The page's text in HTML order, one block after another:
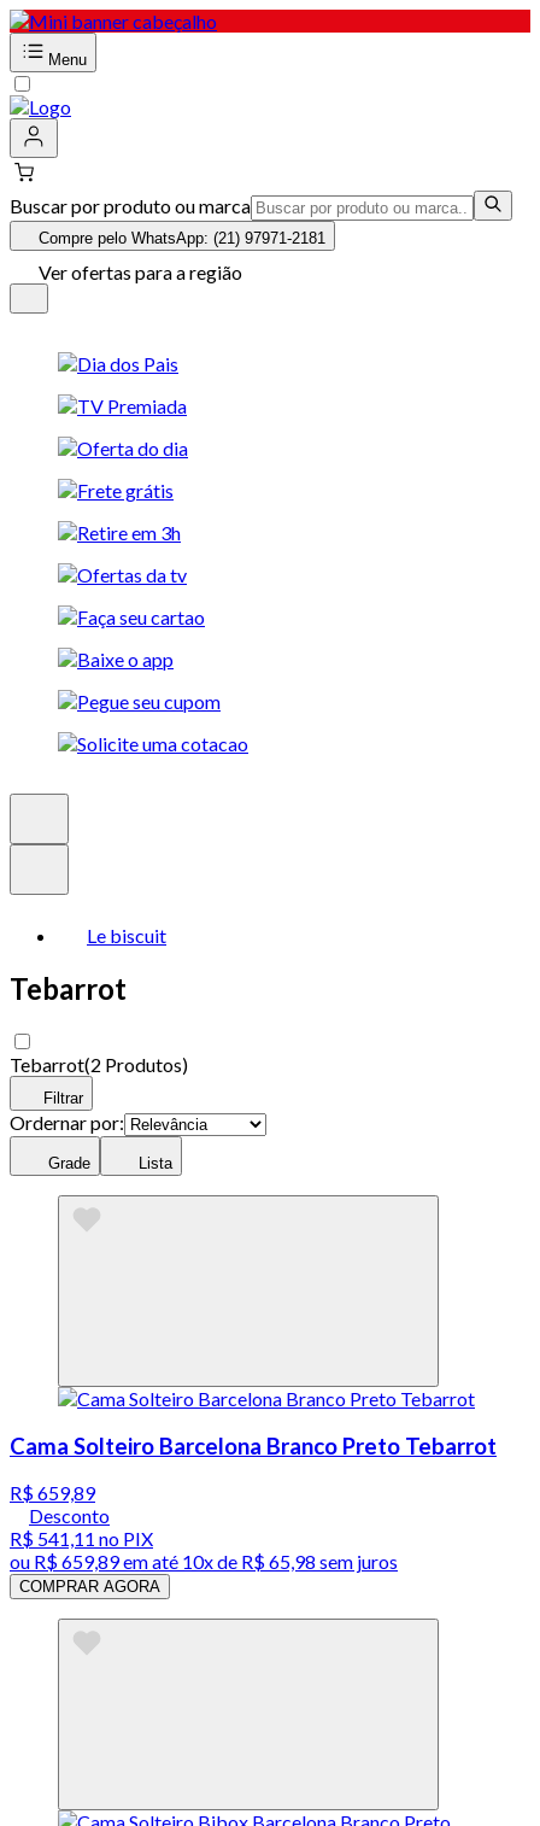
Menu
Buscar por produto ou marca
Compre pelo WhatsApp: (21) 97971-2181
Ver ofertas para a região
Le biscuit
Tebarrot
Tebarrot(2 Produtos)
Filtrar
Ordernar por:
Grade Lista
Cama Solteiro Barcelona Branco Preto Tebarrot
R$ 659,89
Desconto
R$ 541,11 no PIX
ou R$ 659,89em até 10x de R$ 65,98 sem juros
COMPRAR AGORA